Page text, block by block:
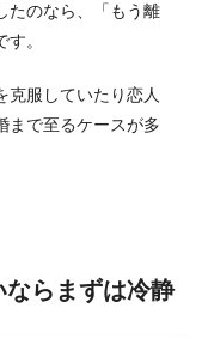
たのなら、「もう離
。
克服していたり恋人
まで至るケースが多
らまずは冷静